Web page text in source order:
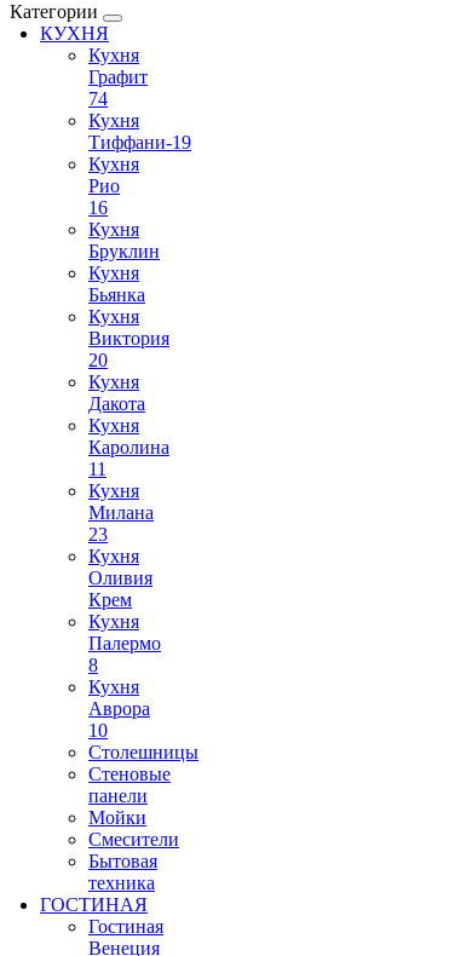
Категории
КУХНЯ
Кухня
Графит
74
Кухня
Тиффани-19
Кухня
Рио
16
Кухня
Бруклин
Кухня
Бьянка
Кухня
Виктория
20
Кухня
Дакота
Кухня
Каролина
11
Кухня
Милана
23
Кухня
Оливия
Крем
Кухня
Палермо
8
Кухня
Аврора
10
Столешницы
Стеновые
панели
Мойки
Смесители
Бытовая
техника
ГОСТИНАЯ
Гостиная
Венеция